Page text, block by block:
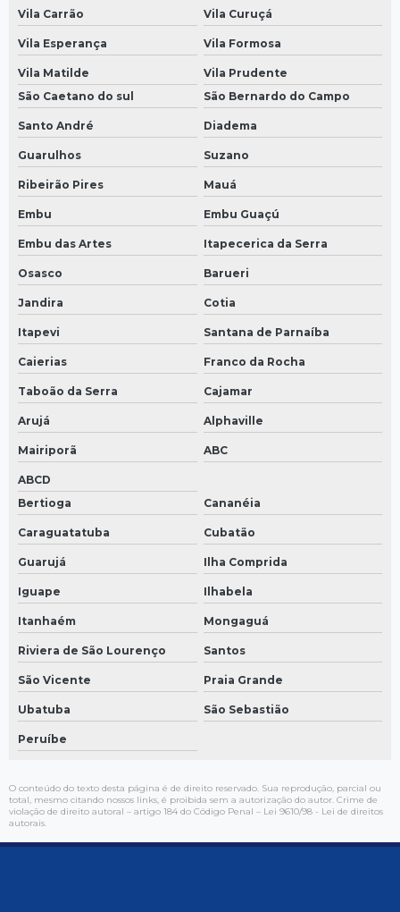
Vila Carrão Vila Curuçá
Vila Esperança Vila Formosa
Vila Matilde
Vila Prudente
São Caetano do sul
São Bernardo do Campo
Santo André Diadema
Guarulhos Suzano
Ribeirão Pires Mauá
Embu Embu Guaçú
Embu das Artes Itapecerica da Serra
Osasco Barueri
Jandira Cotia
Itapevi Santana de Parnaíba
Caierias Franco da Rocha
Taboão da Serra Cajamar
Arujá Alphaville
Mairiporã ABC
ABCD
Bertioga
Cananéia
Caraguatatuba Cubatão
Guarujá Ilha Comprida
Iguape Ilhabela
Itanhaém Mongaguá
Riviera de São Lourenço Santos
São Vicente Praia Grande
Ubatuba São Sebastião
Peruíbe
O conteúdo do texto desta página é de direito reservado. Sua reprodução, parcial ou
total, mesmo citando nossos links, é proibida sem a autorização do autor. Crime de
violação de direito autoral – artigo 184 do Código Penal – Lei 9610/98 - Lei de direitos
autorais.